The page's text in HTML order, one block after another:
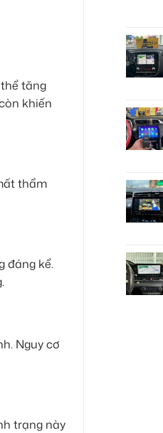
tăng
khiến
thẩm
đáng kể.
Nguy cơ
trạng này